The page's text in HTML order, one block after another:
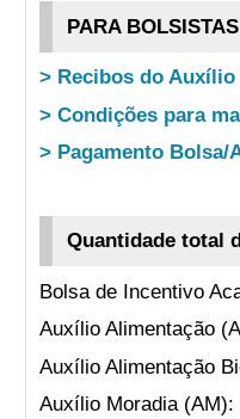
PARA
> Recibos do
> Condições para
> Pagamento
Quantidade total
Bolsa de Incentivo
Auxílio Alimentação
Auxílio Alimentação
Auxílio Moradia (AM):